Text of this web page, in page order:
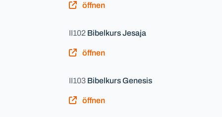
öffnen
II102 Bibelkurs Jesaja
öffnen
II103 Bibelkurs Genesis
öffnen